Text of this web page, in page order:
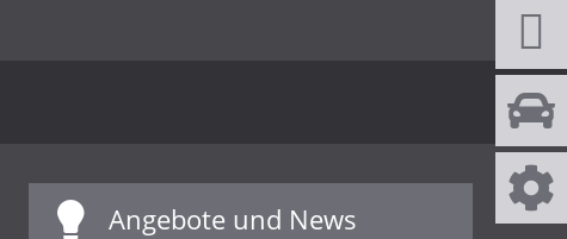
Angebote und News